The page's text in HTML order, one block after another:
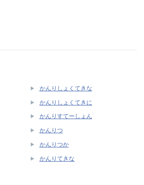
かんりしょくてきな
かんりしょくてきに
かんりすてーしょん
かんりつ
かんりつか
かんりてきな